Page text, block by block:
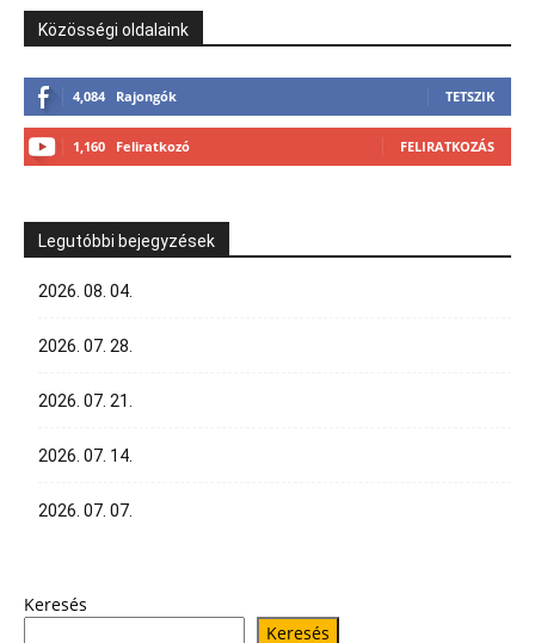
Közösségi oldalaink
4,084 Rajongók TETSZIK
1,160 Feliratkozó FELIRATKOZÁS
Legutóbbi bejegyzések
2026. 08. 04.
2026. 07. 28.
2026. 07. 21.
2026. 07. 14.
2026. 07. 07.
Keresés
Keresés